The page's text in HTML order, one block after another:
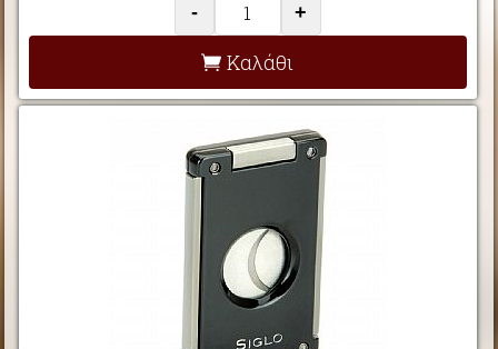
- +
Καλάθι